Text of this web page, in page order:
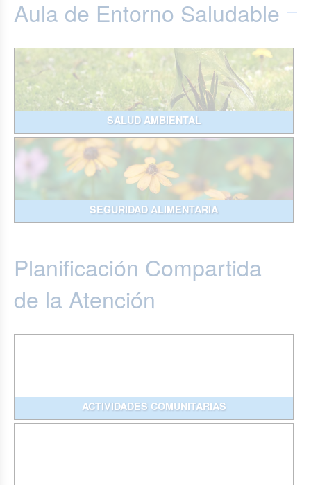
Aula de Entorno Saludable
SALUD AMBIENTAL
SEGURIDAD ALIMENTARIA
Planificación Compartida
de la Atención
ACTIVIDADES COMUNITARIAS